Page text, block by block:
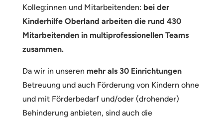
Kolleg:innen und Mitarbeitenden: bei der
Kinderhilfe Oberland arbeiten die rund 430
Mitarbeitenden in multiprofessionellen Teams
zusammen.
Da wir in unseren mehr als 30 Einrichtungen
Betreuung und auch Förderung von Kindern ohne
und mit Förderbedarf und/oder (drohender)
Behinderung anbieten, sind auch die